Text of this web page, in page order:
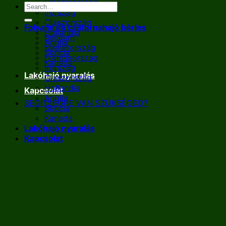
Franciaország
Írország
Olaszország
Hollandia
Anglia
Skócia
Kanada
Lakóhajó nyaralás
Kapcsolat
SEGÍTSÉGRE VAN SZÜKSÉGED?
Folyami és csatornahajó bérlés
Belgium
Németország
Franciaország
Írország
Olaszország
Hollandia
Anglia
Skócia
Kanada
Lakóhajó nyaralás
Kapcsolat